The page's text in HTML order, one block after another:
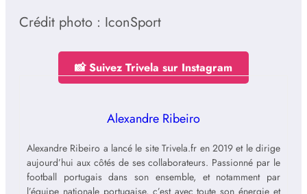
Crédit photo : IconSport
📸 Suivez Trivela sur Instagram
Alexandre Ribeiro
Alexandre Ribeiro a lancé le site Trivela.fr en 2019 et le dirige
aujourd’hui aux côtés de ses collaborateurs. Passionné par le
football portugais dans son ensemble, et notamment par